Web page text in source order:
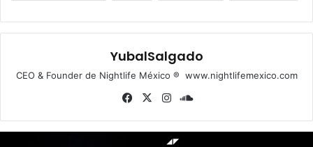
YubalSalgado
CEO & Founder de Nightlife México ® www.nightlifemexico.com
Fa
bo
X
Ins
ra dCl